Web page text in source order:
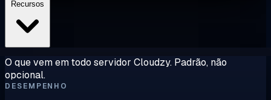
O que vem em todo servidor Cloudzy. Padrão, não
opcional.
DESEMPENHO